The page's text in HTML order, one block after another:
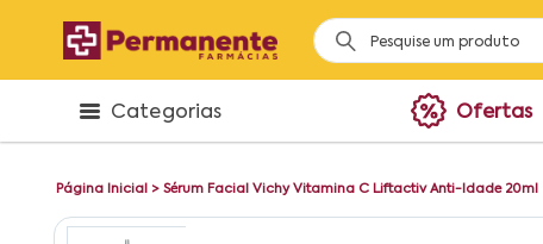
Categorias Ofertas
Página Inicial > Sérum Facial Vichy Vitamina C Liftactiv Anti-Idade 20ml